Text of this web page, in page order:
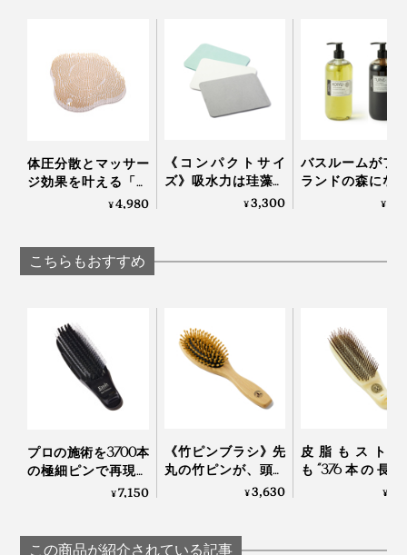
いままでの指洗いでは、味わったことのない爽快感。ピ
ンの数が少ない、安価なスカルプブラシとも、洗い心地
みたいで、顔周りもなんだかスッキリ。
頭皮の血行を刺激することで、どんよりしていた頭や
目、首すじまで、軽くなったように感じられるはずで
『572』の「スカルプブラシ」は、「デコ」「ヌーヴォ
ー」「アクション」の3柄から選べます。
体圧分散とマッサー
ジ効果を叶える「バ
スタブクッション」
¥4,980
《コンパクトサイ
ズ》吸水力は珪藻土
の1.5倍、足裏さらっ
¥3,300
バスルームがフ
ランドの森にな
「白樺の若葉
¥
こちらもおすすめ
プロの施術を3700本
の極細ピンで再現す
る「トリートメント
¥7,150
《竹ピンブラシ》先
丸の竹ピンが、頭皮
を揺らして刺激す
¥3,630
皮脂もスト
も“376本の長
ン”が洗い流して
¥
この商品が紹介されている記事